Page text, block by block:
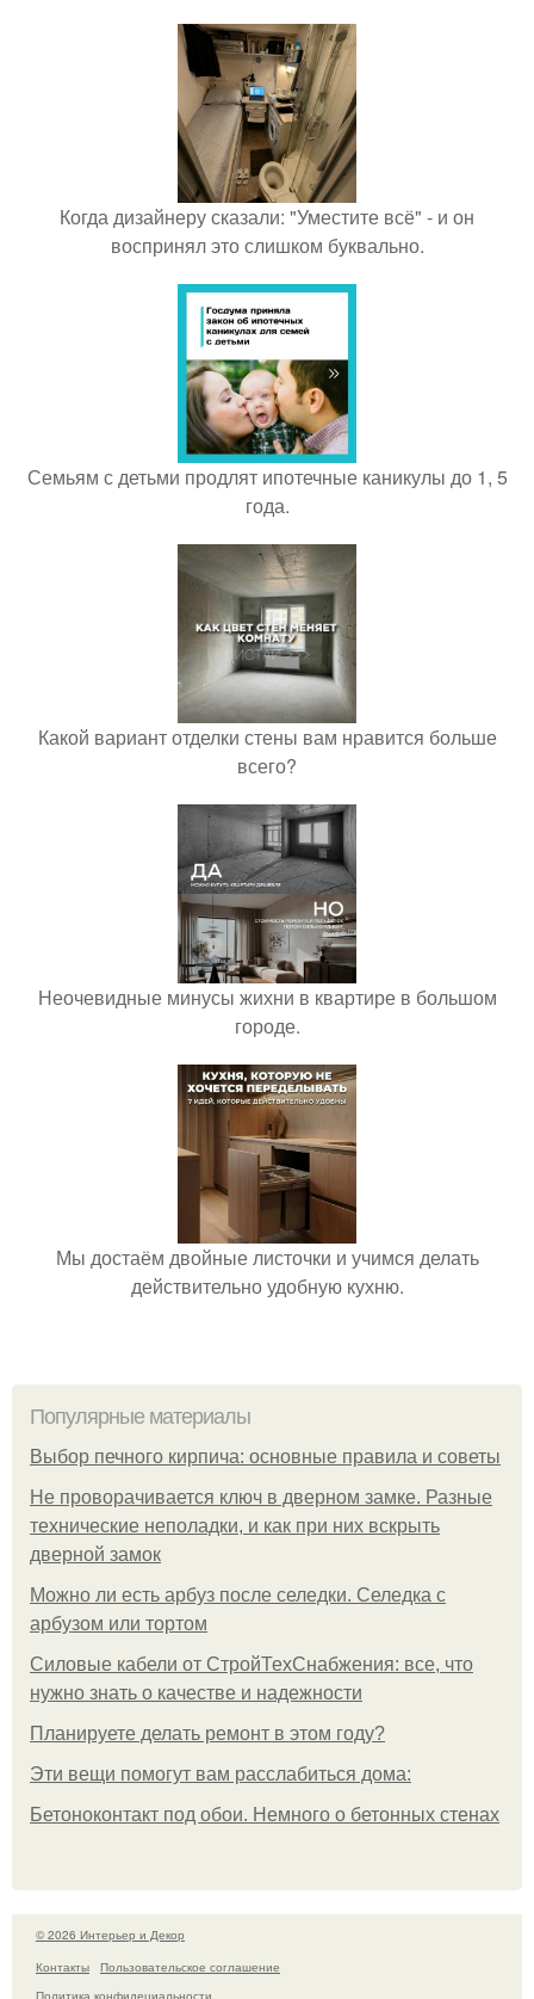
Когда дизайнеру сказали: "Уместите всё" - и он
воспринял это слишком буквально.
Семьям с детьми продлят ипотечные каникулы до 1, 5
года.
Какой вариант отделки стены вам нравится больше
всего?
Неочевидные минусы жихни в квартире в большом
городе.
Мы достаём двойные листочки и учимся делать
действительно удобную кухню.
Популярные материалы
Выбор печного кирпича: основные правила и советы
Не проворачивается ключ в дверном замке. Разные
технические неполадки, и как при них вскрыть
дверной замок
Можно ли есть арбуз после селедки. Селедка с
арбузом или тортом
Силовые кабели от СтройТехСнабжения: все, что
нужно знать о качестве и надежности
Планируете делать ремонт в этом году?
Эти вещи помогут вам расслабиться дома:
Бетоноконтакт под обои. Немного о бетонных стенах
© 2026 Интерьер и Декор
Контакты
Пользовательское соглашение
Политика конфидециальности